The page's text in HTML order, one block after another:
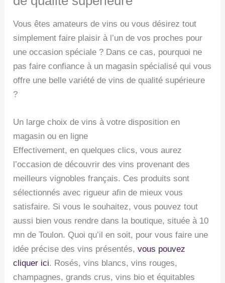
Vous êtes amateurs de vins ou vous désirez tout
simplement faire plaisir à l’un de vos proches pour
une occasion spéciale ? Dans ce cas, pourquoi ne
pas faire confiance à un magasin spécialisé qui vous
offre une belle variété de vins de qualité supérieure
?
Un large choix de vins à votre disposition en
magasin ou en ligne
Effectivement, en quelques clics, vous aurez
l’occasion de découvrir des vins provenant des
meilleurs vignobles français. Ces produits sont
sélectionnés avec rigueur afin de mieux vous
satisfaire. Si vous le souhaitez, vous pouvez tout
aussi bien vous rendre dans la boutique, située à 10
mn de Toulon. Quoi qu’il en soit, pour vous faire une
idée précise des vins présentés,vous pouvez
cliquer ici. Rosés, vins blancs, vins rouges,
champagnes, grands crus, vins bio et équitables